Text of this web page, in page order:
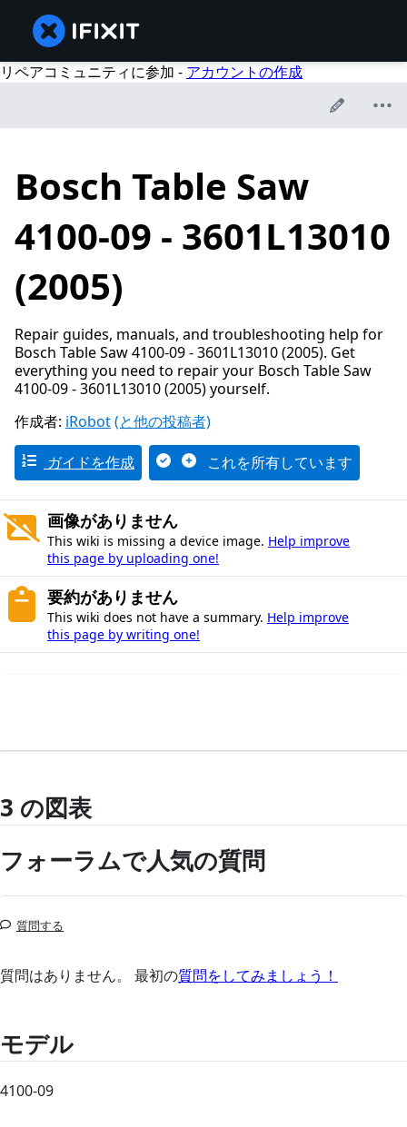
リペアコミュニティに参加 - アカウントの作成
Bosch Table Saw
4100-09 - 3601L13010
(2005)
Repair guides, manuals, and troubleshooting help for
Bosch Table Saw 4100-09 - 3601L13010 (2005). Get
everything you need to repair your Bosch Table Saw
4100-09 - 3601L13010 (2005) yourself.
作成者: iRobot(と他の投稿者)
ガイドを作成 これを所有しています
画像がありません
This wiki is missing a device image. Help improve
this page by uploading one!
要約がありません
This wiki does not have a summary. Help improve
this page by writing one!
3 の図表
フォーラムで人気の質問
質問する
質問はありません。 最初の質問をしてみましょう！
モデル
4100-09